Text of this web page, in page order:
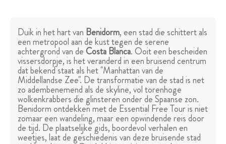
Duik in het hart van Benidorm, een stad die schittert als
een metropool aan de kust tegen de serene
achtergrond van deCosta Blanca. Ooit een bescheiden
vissersdorpje, is het veranderd in een bruisend centrum
dat bekend staat als het "Manhattan van de
Middellandse Zee". De transformatie van de stad is net
zo adembenemend als de skyline, vol torenhoge
wolkenkrabbers die glinsteren onder de Spaanse zon.
Benidorm ontdekken met de Essential Free Tour is niet
zomaar een wandeling, maar een opwindende reis door
de tijd. De plaatselijke gids, boordevol verhalen en
weetjes, laat de geschiedenis van deze bruisende stad